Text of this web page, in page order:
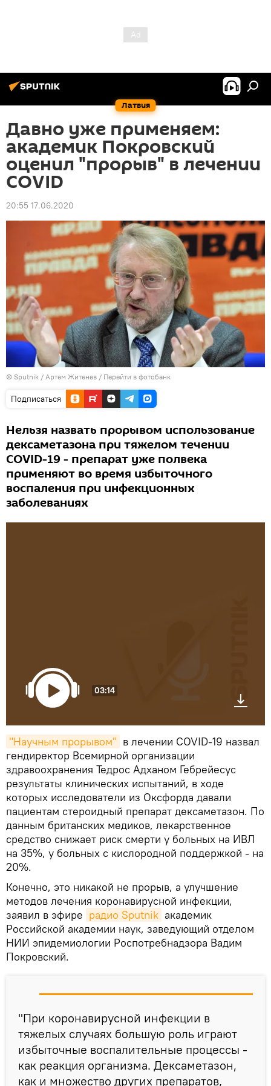
Латвия
Давно уже применяем:
академик Покровский
оценил "прорыв" в лечении
COVID
20:55 17.06.2020
© Sputnik / Артем Житенев / Перейти в фотобанк
Подписаться
Нельзя назвать прорывом использование
дексаметазона при тяжелом течении
COVID-19 - препарат уже полвека
применяют во время избыточного
воспаления при инфекционных
заболеваниях
03:14
"Научным прорывом" в лечении COVID-19 назвал
гендиректор Всемирной организации
здравоохранения Тедрос Адханом Гебрейесус
результаты клинических испытаний, в ходе
которых исследователи из Оксфорда давали
пациентам стероидный препарат дексаметазон. По
данным британских медиков, лекарственное
средство снижает риск смерти у больных на ИВЛ
на 35%, у больных с кислородной поддержкой - на
20%.
Конечно, это никакой не прорыв, а улучшение
методов лечения коронавирусной инфекции,
заявил в эфире радио Sputnik академик
Российской академии наук, заведующий отделом
НИИ эпидемиологии Роспотребнадзора Вадим
Покровский.
"При коронавирусной инфекции в
тяжелых случаях большую роль играют
избыточные воспалительные процессы -
как реакция организма. Дексаметазон,
как и множество других препаратов,